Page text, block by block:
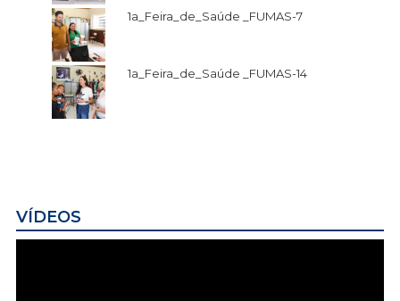
1a_Feira_de_Saúde _FUMAS-7
1a_Feira_de_Saúde _FUMAS-14
VÍDEOS